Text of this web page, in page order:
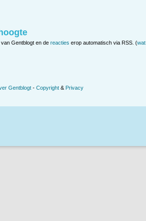
van Gentblogt en de reacties erop automatisch via RSS. (wat
Gentblogt - Copyright & Privacy